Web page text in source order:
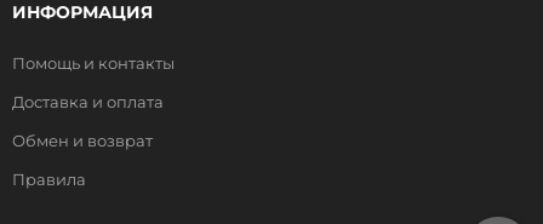
ИНФОРМАЦИЯ
Помощь и контакты
Доставка и оплата
Обмен и возврат
Правила